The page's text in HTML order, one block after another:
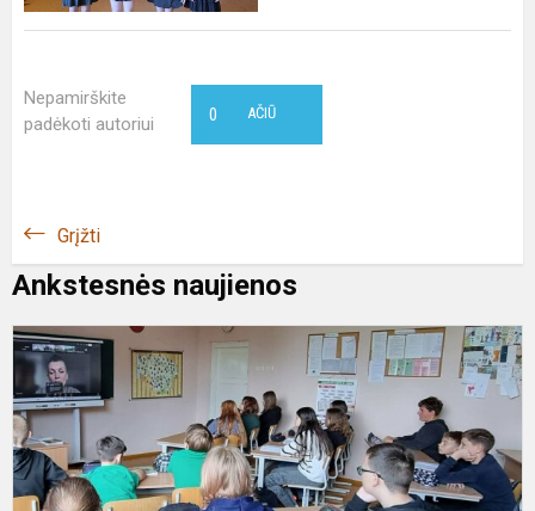
Nepamirškite
padėkoti autoriui
AČIŪ
0
Grįžti
Ankstesnės naujienos